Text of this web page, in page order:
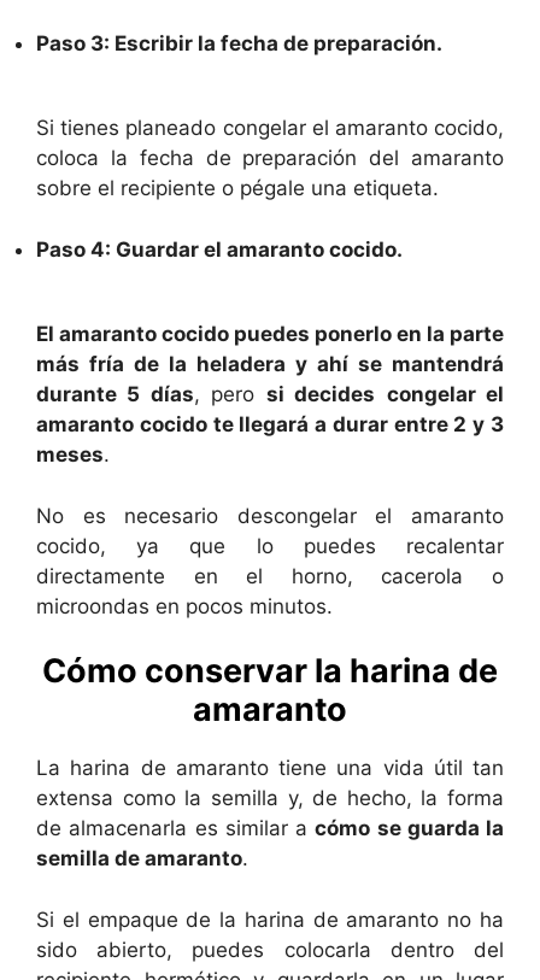
Paso 3: Escribir la fecha de preparación.
Si tienes planeado congelar el amaranto cocido,
coloca la fecha de preparación del amaranto
sobre el recipiente o pégale una etiqueta.
Paso 4: Guardar el amaranto cocido.
El amaranto cocido puedes ponerlo en la parte
más fría de la heladera y ahí se mantendrá
durante 5 días, pero si decides congelar el
amaranto cocido te llegará a durar entre 2 y 3
meses.
No es necesario descongelar el amaranto
cocido, ya que lo puedes recalentar
directamente en el horno, cacerola o
microondas en pocos minutos.
Cómo conservar la harina de
amaranto
La harina de amaranto tiene una vida útil tan
extensa como la semilla y, de hecho, la forma
de almacenarla es similar acómo se guarda la
semilla de amaranto.
Si el empaque de la harina de amaranto no ha
sido abierto, puedes colocarla dentro del